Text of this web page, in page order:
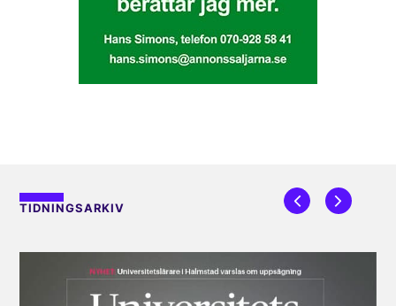
TIDNINGSARKIV